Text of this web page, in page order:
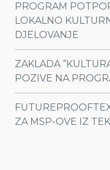
PROGRAM
LOKALNO
DJELOVANJE
ZAKLADA
POZIVE NA
ZA MSP-OVE IZ